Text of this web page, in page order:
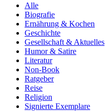
Alle
Biografie
Ernährung & Kochen
Geschichte
Gesellschaft & Aktuelles
Humor & Satire
Literatur
Non-Book
Ratgeber
Reise
Religion
Signierte Exemplare